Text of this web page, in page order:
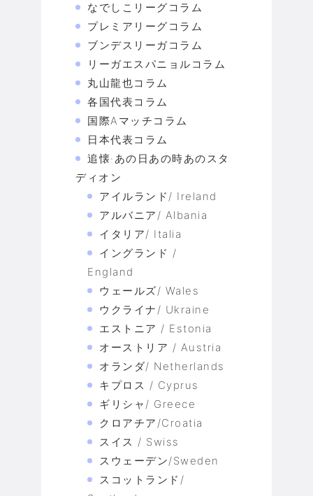
なでしこリーグコラム
プレミアリーグコラム
ブンデスリーガコラム
リーガエスパニョルコラム
丸山龍也コラム
各国代表コラム
国際Aマッチコラム
日本代表コラム
追懐·あの日あの時あのスタ
ディオン
アイルランド/ Ireland
アルバニア/ Albania
イタリア/ Italia
イングランド /
England
ウェールズ/ Wales
ウクライナ/ Ukraine
エストニア / Estonia
オーストリア / Austria
オランダ/ Netherlands
キプロス / Cyprus
ギリシャ/ Greece
クロアチア/Croatia
スイス / Swiss
スウェーデン/Sweden
スコットランド/